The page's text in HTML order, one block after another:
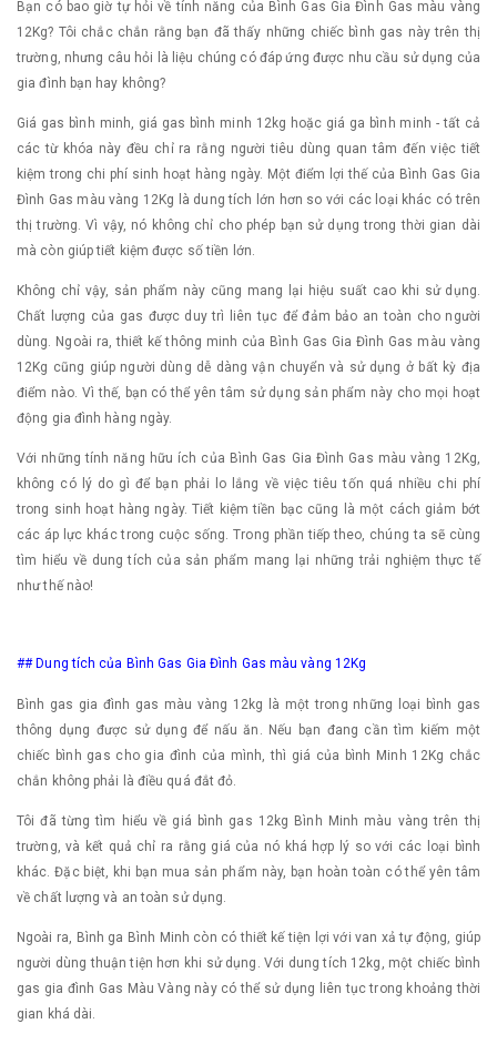
Bạn có bao giờ tự hỏi về tính năng của Bình Gas Gia Đình Gas màu vàng
12Kg? Tôi chắc chắn rằng bạn đã thấy những chiếc bình gas này trên thị
trường, nhưng câu hỏi là liệu chúng có đáp ứng được nhu cầu sử dụng của
gia đình bạn hay không?
Giá gas bình minh, giá gas bình minh 12kg hoặc giá ga bình minh - tất cả
các từ khóa này đều chỉ ra rằng người tiêu dùng quan tâm đến việc tiết
kiệm trong chi phí sinh hoạt hàng ngày. Một điểm lợi thế của Bình Gas Gia
Đình Gas màu vàng 12Kg là dung tích lớn hơn so với các loại khác có trên
thị trường. Vì vậy, nó không chỉ cho phép bạn sử dụng trong thời gian dài
mà còn giúp tiết kiệm được số tiền lớn.
Không chỉ vậy, sản phẩm này cũng mang lại hiệu suất cao khi sử dụng.
Chất lượng của gas được duy trì liên tục để đảm bảo an toàn cho người
dùng. Ngoài ra, thiết kế thông minh của Bình Gas Gia Đình Gas màu vàng
12Kg cũng giúp người dùng dễ dàng vận chuyển và sử dụng ở bất kỳ địa
điểm nào. Vì thế, bạn có thể yên tâm sử dụng sản phẩm này cho mọi hoạt
động gia đình hàng ngày.
Với những tính năng hữu ích của Bình Gas Gia Đình Gas màu vàng 12Kg,
không có lý do gì để bạn phải lo lắng về việc tiêu tốn quá nhiều chi phí
trong sinh hoạt hàng ngày. Tiết kiệm tiền bạc cũng là một cách giảm bớt
các áp lực khác trong cuộc sống. Trong phần tiếp theo, chúng ta sẽ cùng
tìm hiểu về dung tích của sản phẩm mang lại những trải nghiệm thực tế
như thế nào!
## Dung tích của Bình Gas Gia Đình Gas màu vàng 12Kg
Bình gas gia đình gas màu vàng 12kg là một trong những loại bình gas
thông dụng được sử dụng để nấu ăn. Nếu bạn đang cần tìm kiếm một
chiếc bình gas cho gia đình của mình, thì giá của bình Minh 12Kg chắc
chắn không phải là điều quá đắt đỏ.
Tôi đã từng tìm hiểu về giá bình gas 12kg Bình Minh màu vàng trên thị
trường, và kết quả chỉ ra rằng giá của nó khá hợp lý so với các loại bình
khác. Đặc biệt, khi bạn mua sản phẩm này, bạn hoàn toàn có thể yên tâm
về chất lượng và an toàn sử dụng.
Ngoài ra, Bình ga Bình Minh còn có thiết kế tiện lợi với van xả tự động, giúp
người dùng thuận tiện hơn khi sử dụng. Với dung tích 12kg, một chiếc bình
gas gia đình Gas Màu Vàng này có thể sử dụng liên tục trong khoảng thời
gian khá dài.